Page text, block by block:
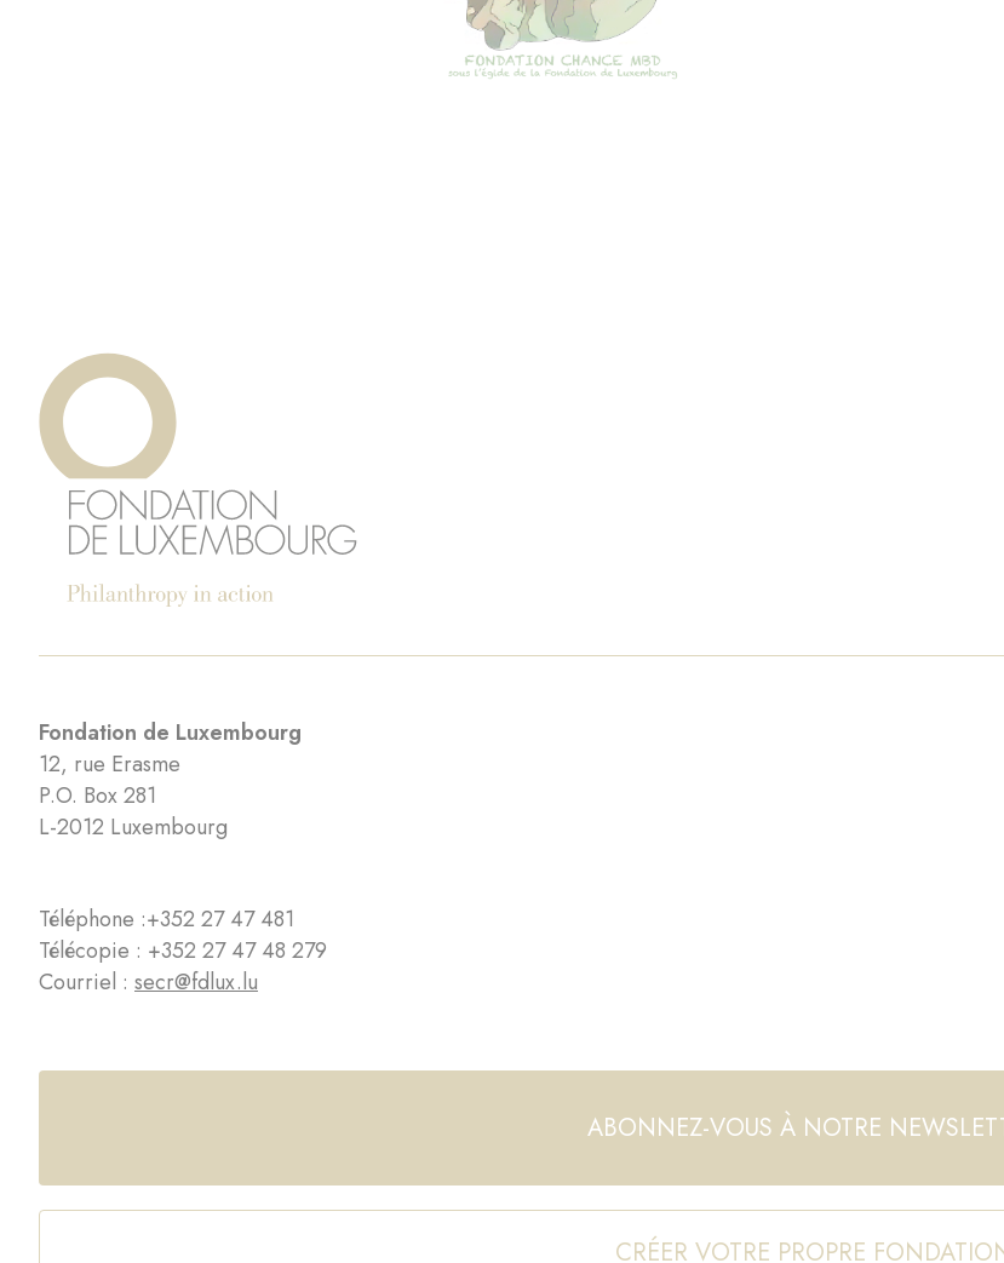
Fondation de Luxembourg
12, rue Erasme
P.O. Box 281
L-2012 Luxembourg
Téléphone :+352 27 47 481
Télécopie : +352 27 47 48 279
Courriel : secr@fdlux.lu
ABONNEZ-VOUS À NOTRE
CRÉER VOTRE PROPRE